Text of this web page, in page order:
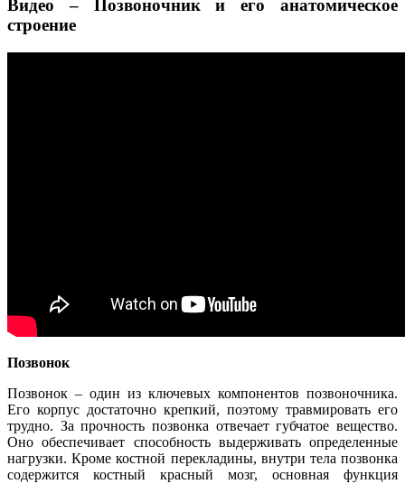
Видео – Позвоночник и его анатомическое
строение
Позвонок
Позвонок – один из ключевых компонентов позвоночника.
Его корпус достаточно крепкий, поэтому травмировать его
трудно. За прочность позвонка отвечает губчатое вещество.
Оно обеспечивает способность выдерживать определенные
нагрузки. Кроме костной перекладины, внутри тела позвонка
содержится костный красный мозг, основная функция